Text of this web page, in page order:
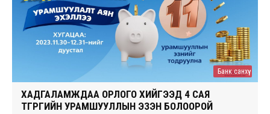
Банк санхүү
ХАДГАЛАМЖДАА ОРЛОГО ХИЙГЭЭД 4 САЯ
ТӨГРӨГИЙН УРАМШУУЛЛЫН ЭЗЭН БОЛООРОЙ